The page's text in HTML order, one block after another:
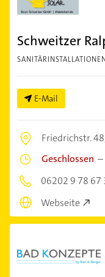
Schweitzer
E-Mail
Friedrichstr.
Geschlossen –
06202 9 78 67
Webseite